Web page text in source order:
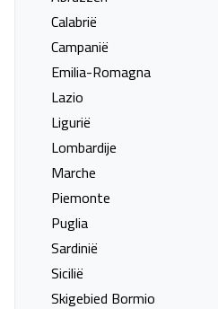
Calabrië
Campanië
Emilia-Romagna
Lazio
Ligurië
Lombardije
Marche
Piemonte
Puglia
Sardinië
Sicilië
Skigebied Bormio
Hotel Roby
Veneto, Lido di Jesolo
07 sep. - 10 sep.
Vanafprijs p.p.
€ 479,00